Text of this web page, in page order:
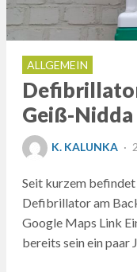
ALLGEMEIN
Geiß-Nidda
K. KALUNKA
Seit kurzem
Defibrillator am
Google Maps Link
bereits sein ein paar